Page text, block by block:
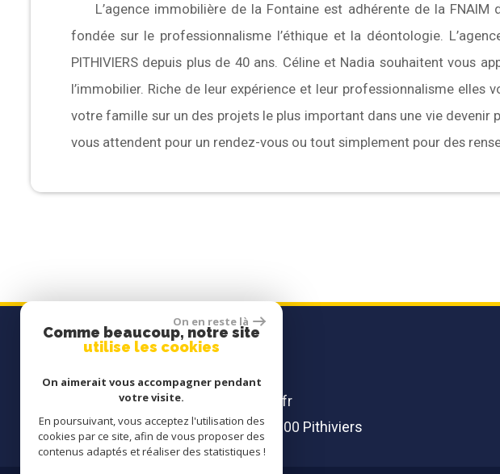
L’agence immobilière de la Fontaine est adhérente de la
fondée sur le professionnalisme l’éthique et la déontologie.
PITHIVIERS depuis plus de 40 ans. Céline et Nadia souhaitent vous
l’immobilier. Riche de leur expérience et leur professionnalisme elles
votre famille sur un des projets le plus important dans une vie devenir
vous attendent pour un rendez-vous ou tout simplement pour des
COORDONNÉES
02 38 30 10 58
pithiviers@agencedelafontaine.fr
Adresse : 14 bis rue de la Couronne 45300 Pithiviers
On en reste là
Comme beaucoup, notre site
utilise les cookies
On aimerait vous accompagner pendant
votre visite.
En poursuivant, vous acceptez l'utilisation des
cookies par ce site, afin de vous proposer des
contenus adaptés et réaliser des statistiques !